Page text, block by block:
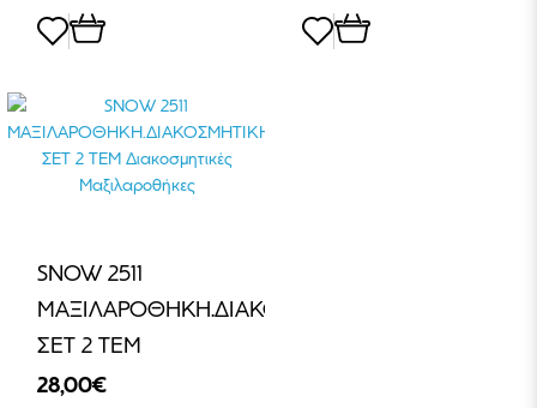
SNOW 2511
ΜΑΞΙΛΑΡΟΘΗΚΗ.ΔΙΑΚΟΣΜΗΤΙΚΗ
ΣΕΤ 2 ΤΕΜ
28,00€